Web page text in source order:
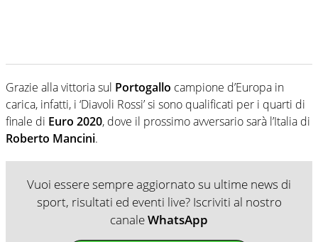
Grazie alla vittoria sul Portogallo campione d’Europa in
carica, infatti, i ‘Diavoli Rossi’ si sono qualificati per i quarti di
finale di Euro 2020, dove il prossimo avversario sarà l’Italia di
Roberto Mancini.
Vuoi essere sempre aggiornato su ultime news di
sport, risultati ed eventi live? Iscriviti al nostro
canaleWhatsApp